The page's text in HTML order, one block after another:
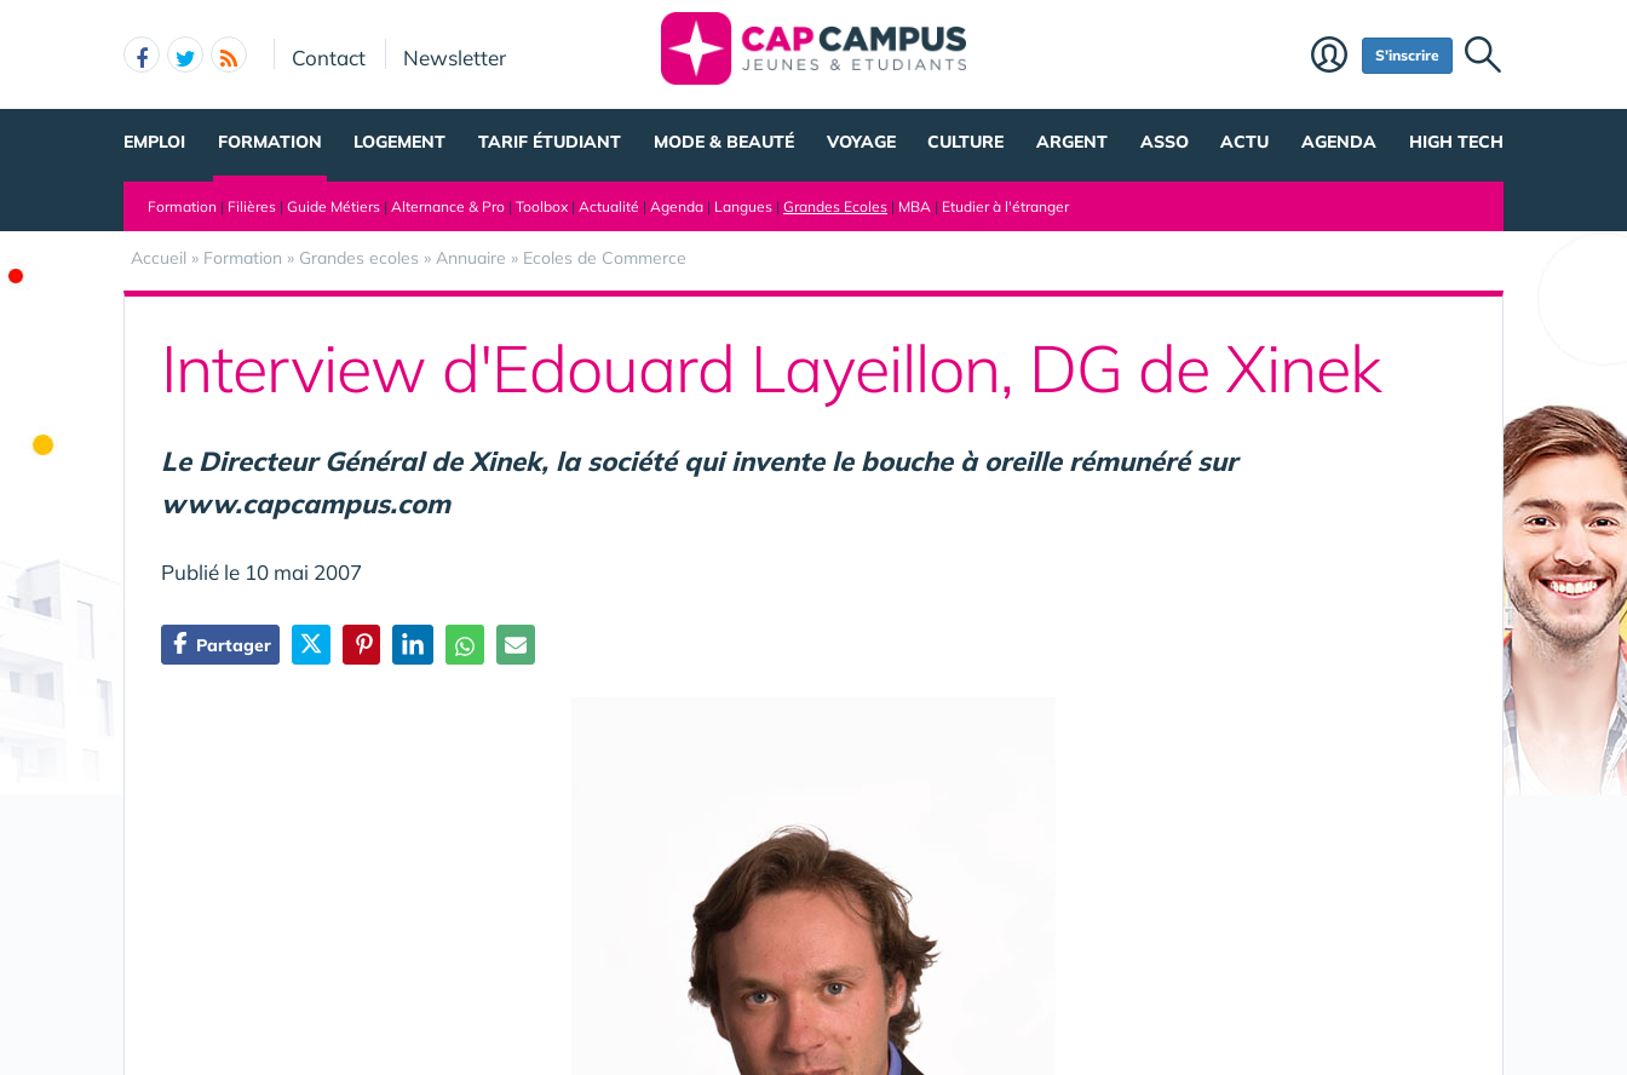
Contact Newsletter S'inscrire
EMPLOI FORMATION LOGEMENT TARIF ÉTUDIANT MODE & BEAUTÉ VOYAGE CULTURE ARGENT ASSO ACTU AGENDA HIGH TECH
Formation | Filières | Guide Métiers | Alternance & Pro | Toolbox | Actualité | Agenda | Langues | Grandes Ecoles | MBA | Etudier à l'étranger
Accueil » Formation » Grandes ecoles » Annuaire » Ecoles de Commerce
Interview d'Edouard Layeillon, DG de Xinek
Le Directeur Général de Xinek, la société qui invente le bouche à oreille rémunéré sur
www.capcampus.com
Publié le 10 mai 2007
Partager